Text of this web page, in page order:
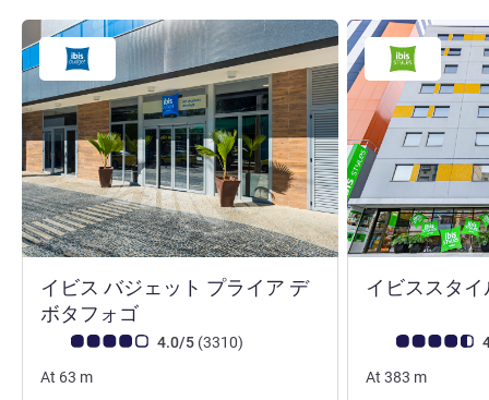
イビス バジェット プライア デ
ボタフォゴ
お客さまの声 (確認済みレビュー アコーホテルズ)
4.0/5 (3310件のレビュー
)
At 63 m
イビススタ
お客さまの声 (
At 383 m